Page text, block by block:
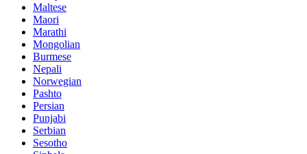
Maltese
Maori
Marathi
Mongolian
Burmese
Nepali
Norwegian
Pashto
Persian
Punjabi
Serbian
Sesotho